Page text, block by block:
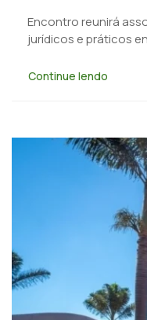
Encontro reunirá
jurídicos e práticos
Continue lendo